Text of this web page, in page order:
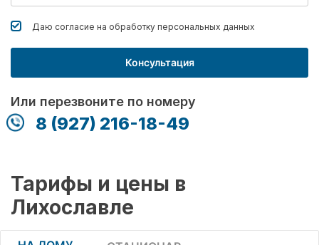
Даю согласие на обработку персональных данных
Консультация
Или перезвоните по номеру
8 (927) 216-18-49
Тарифы и цены в
Лихославле